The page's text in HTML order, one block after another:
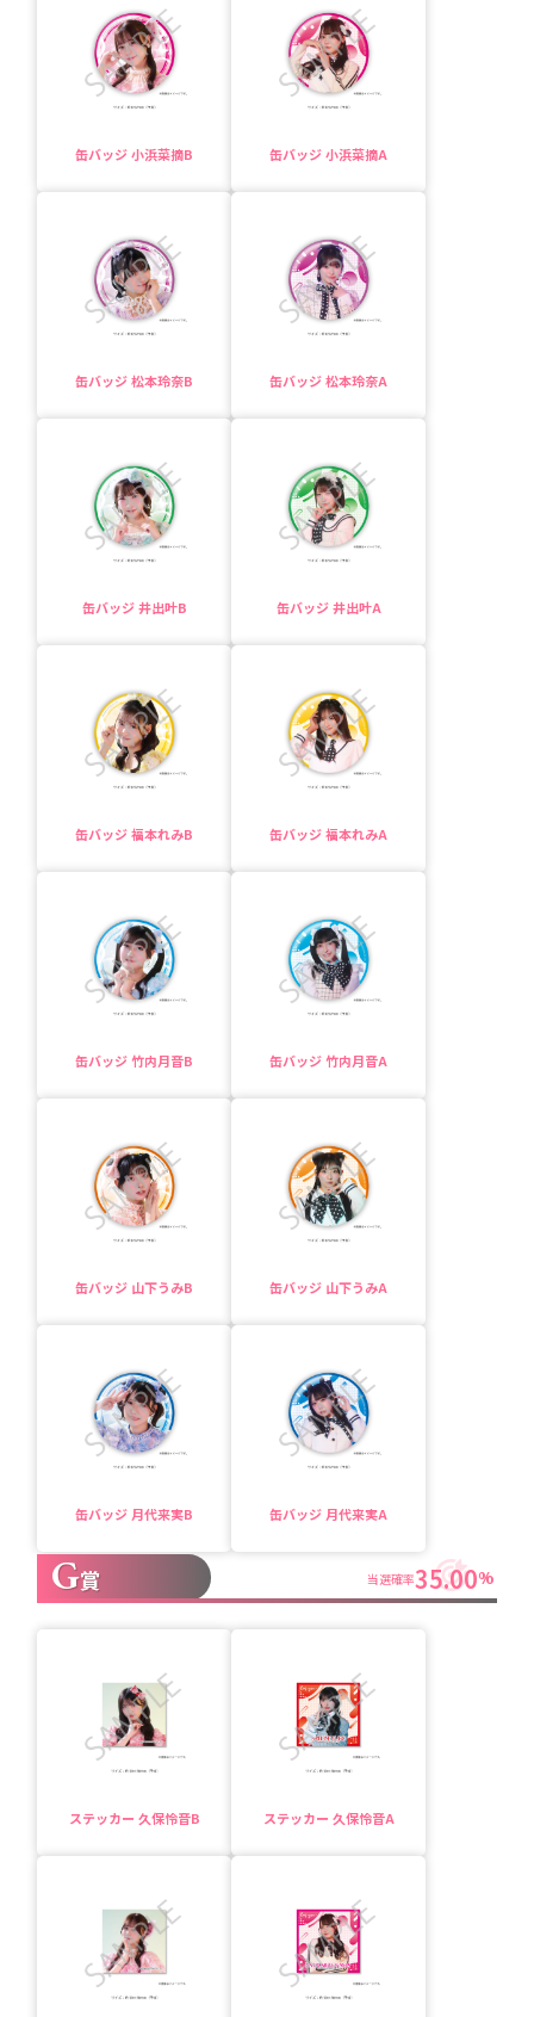
缶バッジ 小浜菜摘B 缶バッジ 小浜菜摘A
缶バッジ 松本玲奈B 缶バッジ 松本玲奈A
缶バッジ 井出叶B 缶バッジ 井出叶A
缶バッジ 福本れみB 缶バッジ 福本れみA
缶バッジ 竹内月音B 缶バッジ 竹内月音A
缶バッジ 山下うみB 缶バッジ 山下うみA
缶バッジ 月代来実B 缶バッジ 月代来実A
G賞 当選確率35.00%
ステッカー 久保怜音B ステッカー 久保怜音A